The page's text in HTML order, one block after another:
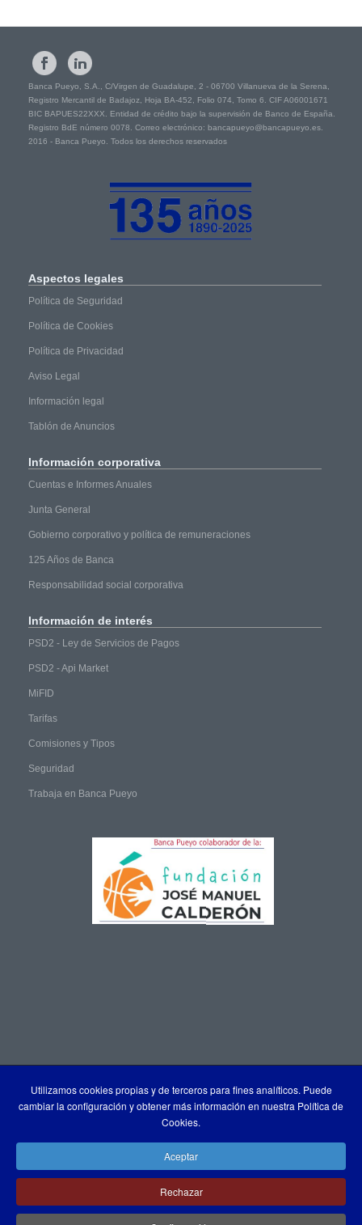
Banca Pueyo, S.A., C/Virgen de Guadalupe, 2 - 06700 Villanueva de la Serena,
Registro Mercantil de Badajoz, Hoja BA-452, Folio 074, Tomo 6. CIF A06001671
BIC BAPUES22XXX. Entidad de crédito bajo la supervisión de Banco de España.
Registro BdE número 0078. Correo electrónico: bancapueyo@bancapueyo.es.
2016 - Banca Pueyo. Todos los derechos reservados
Aspectos legales
Política de Seguridad
Política de Cookies
Política de Privacidad
Aviso Legal
Información legal
Tablón de Anuncios
Información corporativa
Cuentas e Informes Anuales
Junta General
Gobierno corporativo y política de remuneraciones
125 Años de Banca
Responsabilidad social corporativa
Información de interés
PSD2 - Ley de Servicios de Pagos
PSD2 - Api Market
MiFID
Tarifas
Comisiones y Tipos
Seguridad
Trabaja en Banca Pueyo
Utilizamos cookies propias y de terceros para fines analíticos. Puede
cambiar la configuración y obtener más información en nuestra Política de
Cookies.
Aceptar
Rechazar